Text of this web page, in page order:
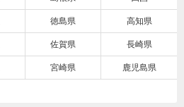
徳島県 高知県
佐賀県 長崎県
宮崎県 鹿児島県